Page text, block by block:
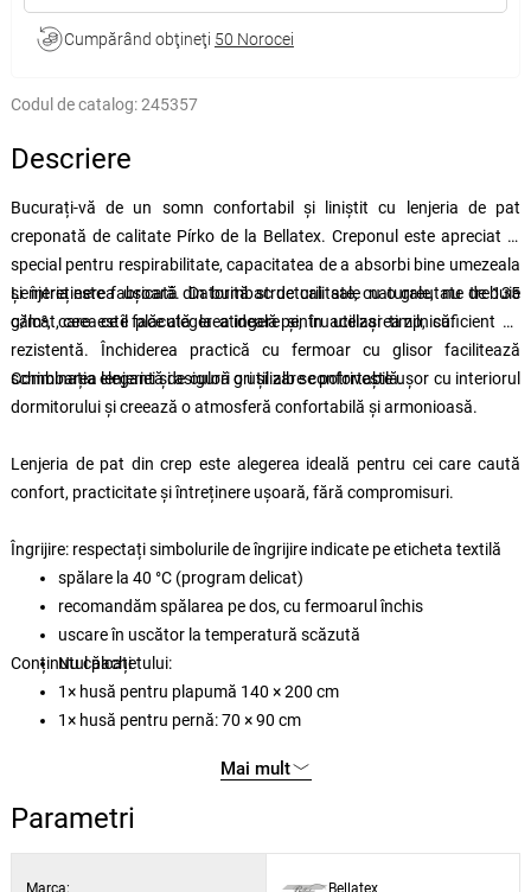
Cumpărând obţineţi 50 Norocei
Codul de catalog:245357
Descriere
Bucurați-vă de un somn confortabil și liniștit cu lenjeria de pat
creponată de calitate Pírko de la Bellatex. Creponul este apreciat în
special pentru respirabilitate, capacitatea de a absorbi bine umezeala
și întreținerea ușoară. Datorită structurii sale naturale, nu trebuie
călcat, ceea ce îl face alegerea ideală pentru utilizarea zilnică.
Lenjeria este fabricată din bumbac de calitate, cu o greutate de 135
g/m², care este plăcută la atingere și, în același timp, suficient de
rezistentă. Închiderea practică cu fermoar cu glisor facilitează
schimbarea lenjeriei și asigură o utilizare confortabilă.
Combinația elegantă de culori gri și alb se potrivește ușor cu interiorul
dormitorului și creează o atmosferă confortabilă și armonioasă.
Lenjeria de pat din crep este alegerea ideală pentru cei care caută
confort, practicitate și întreținere ușoară, fără compromisuri.
Îngrijire: respectați simbolurile de îngrijire indicate pe eticheta textilă
spălare la 40 °C (program delicat)
recomandăm spălarea pe dos, cu fermoarul închis
uscare în uscător la temperatură scăzută
Nu călcați
Conținutul pachetului:
1× husă pentru plapumă 140 × 200 cm
1× husă pentru pernă: 70 × 90 cm
Mai mult
Parametri
Marca: Bellatex